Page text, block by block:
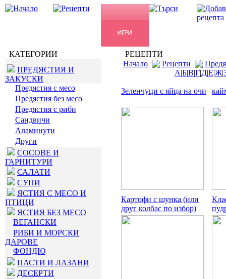
КАТЕГОРИИ
ПРЕДЯСТИЯ И
ЗАКУСКИ
Предястия с месо
Предястия без месо
Предястия с риби
Сандвичи
Аламинути
Други
СОСОВЕ И
ГАРНИТУРИ
САЛАТИ
СУПИ
ЯСТИЯ С МЕСО И
ПТИЦИ
ЯСТИЯ БЕЗ МЕСО
ВЕГАНСКИ
РИБИ И МОРСКИ
ДАРОВЕ
ФОНДЮ
ПАСТИ И ЛАЗАНИ
ДЕСЕРТИ
РЕЦЕПТИ
Начало
Рецепти
А|Б|В|Г|Д|Е|Ж|
Зеленчуци с яйца на очи
Картофи с шунка (или
друг колбас по избор)